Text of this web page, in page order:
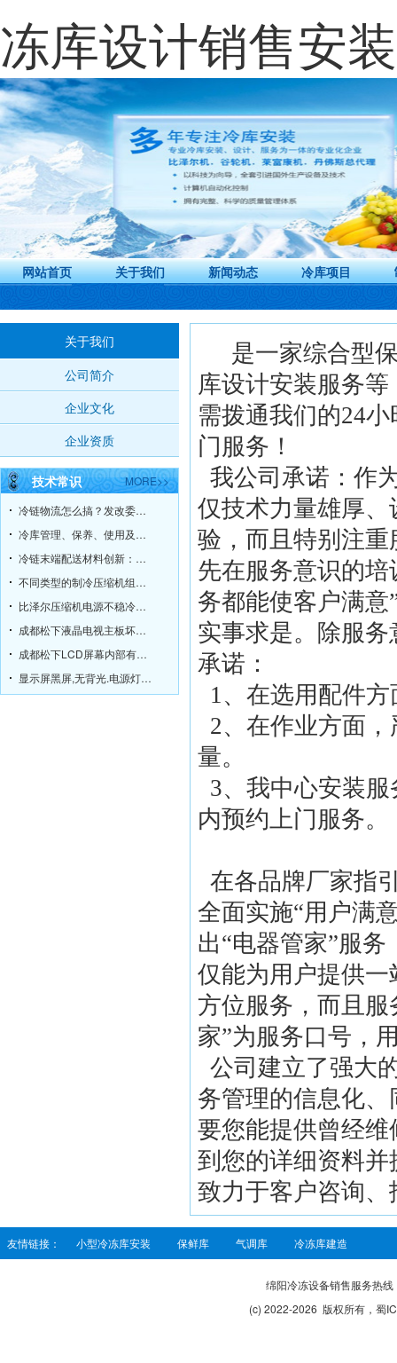
冻库设计销售安装
网站首页 关于我们 新闻动态 冷库项目
关于我们
公司简介
企业文化
企业资质
MORE>>
技术常识
冷链物流怎么搞？发改委给你指明方向！
冷库管理、保养、使用及故障维修方法
冷链末端配送材料创新：冷链不脱链
不同类型的制冷压缩机组的工作原理
比泽尔压缩机电源不稳冷却不足的原因
成都松下液晶电视主板坏了，有必要维修吗？
成都松下LCD屏幕内部有污点
显示屏黑屏,无背光.电源灯绿灯常亮.
是一家综合型
库设计安装服务
需拨通我们的24
门服务！
我公司承诺：作
仅技术力量雄厚
验，而且特别注
先在服务意识的
务都能使客户满
实事求是。除服
承诺：
1、在选用配件
2、在作业方面
量。
3、我中心安装
内预约上门服
在各品牌厂家指
全面实施“用户满
出“电器管家”服
仅能为用户提供
方位服务，而且
家”为服务口号，
公司建立了强大
务管理的信息化
要您能提供曾经
到您的详细资料
致力于客户咨询
友情链接： 小型冷冻库安装 保鲜库 气调库 冷冻库建造
绵阳冷冻设备销售服务热
(c) 2022-2026 版权所有， 蜀